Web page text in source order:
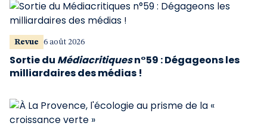
Revue 6 août 2026
Sortie du Médiacritiquesn°59 : Dégageons les
milliardaires des médias !